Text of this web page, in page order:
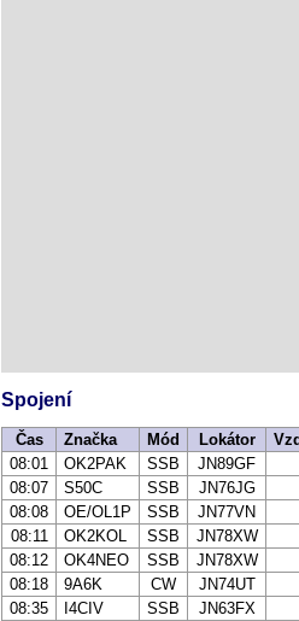
Spojení
Čas Značka Mód Lokátor
08:01
OK2PAK SSB
JN89GF
08:07
S50C SSB
JN76JG
08:08
OE/OL1P SSB
JN77VN
08:11
OK2KOL SSB
JN78XW
08:12
OK4NEO SSB
JN78XW
08:18
9A6K CW
JN74UT
08:35
I4CIV SSB
JN63FX